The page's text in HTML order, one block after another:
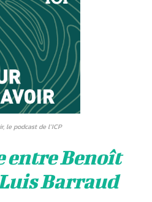
, le podcast de l’ICP
entre Benoît
Barraud